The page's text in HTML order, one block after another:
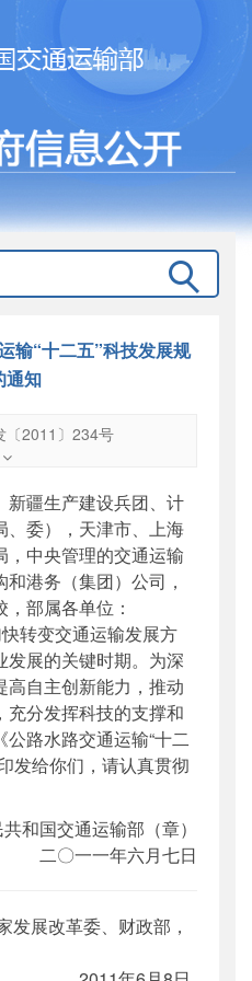
输“十二五”科技发展规
通知
〔2011〕234号
〕234号
24日
输;科技;发展规划
新疆生产建设兵团、计
、委），天津市、上海
中央管理的交通运输
港务（集团）公司，
部属各单位：
转变交通运输发展方
展的关键时期。为深
高自主创新能力，推动
分发挥科技的支撑和
路水路交通运输“十二
发给你们，请认真贯彻
和国交通运输部（章）
二〇一一年六月七日
展改革委、财政部，